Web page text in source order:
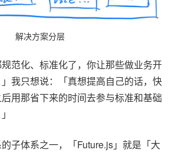
解决方案分层
范化、标准化了，你让那些做业务开
我只想说：「真想提高自己的话，快
用那省下来的时间去参与标准和基础
子体系之一，「Future.js」就是「大